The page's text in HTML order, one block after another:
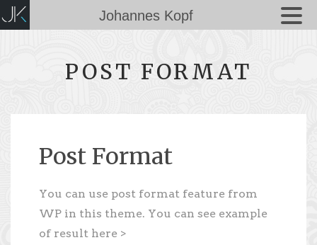
POST FORMAT
Post Format
You can use post format feature from
WP in this theme. You can see example
of result here >
Johannes Kopf